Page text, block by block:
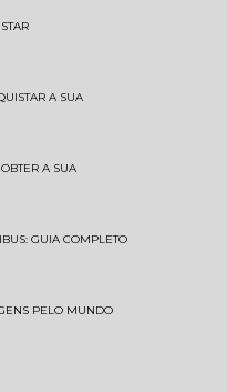
A SUA
A SUA
GUIA COMPLETO
PELO MUNDO